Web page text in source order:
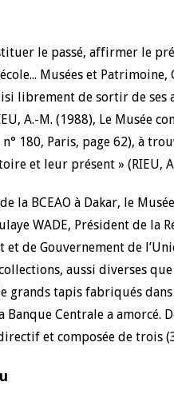
le passé, affirmer le
Musées et
librement de sortir de
A.-M. (1988), Le Musée
180, Paris, page 62), à
et leur présent » (RIEU,
la BCEAO à Dakar, le
WADE, Président de la
et de Gouvernement de
aussi diverses
grands tapis fabriqués
Centrale a amorcé.
et composée de trois
Kassi BROU lors de la
présentation du rapport
la BCEAO